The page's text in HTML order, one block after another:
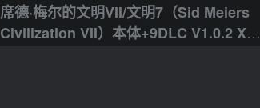
席德·梅尔的文明VII/文明7（Sid Meiers
Civilization VII）本体+9DLC V1.0.2 XCI